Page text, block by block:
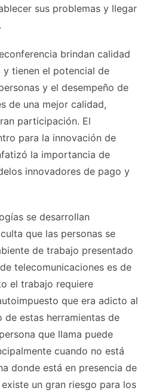
sus problemas y llegar
brindan calidad
tienen el potencial de
y el desempeño de
de una mejor calidad,
participación. El
para la innovación de
la importancia de
innovadores de pago y
se desarrollan
que las personas se
de trabajo presentado
telecomunicaciones es de
el trabajo requiere
que era adicto al
estas herramientas de
que llama puede
cuando no está
donde está en presencia de
un gran riesgo para los